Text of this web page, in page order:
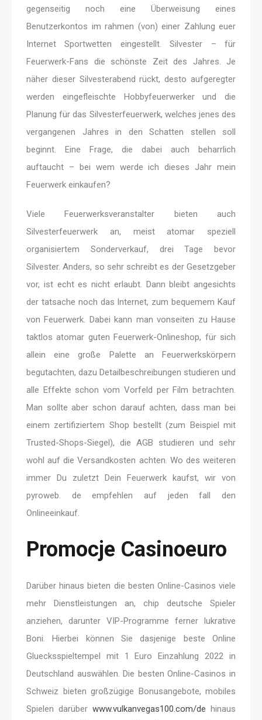
gegenseitig noch eine Überweisung eines
Benutzerkontos im rahmen (von) einer Zahlung euer
Internet Sportwetten eingestellt. Silvester – für
Feuerwerk-Fans die schönste Zeit des Jahres. Je
näher dieser Silvesterabend rückt, desto aufgeregter
werden eingefleischte Hobbyfeuerwerker und die
Planung für das Silvesterfeuerwerk, welches jenes des
vergangenen Jahres in den Schatten stellen soll
beginnt. Eine Frage, die dabei auch beharrlich
auftaucht – bei wem werde ich dieses Jahr mein
Feuerwerk einkaufen?
Viele Feuerwerksveranstalter bieten auch
Silvesterfeuerwerk an, meist atomar speziell
organisiertem Sonderverkauf, drei Tage bevor
Silvester. Anders, so sehr schreibt es der Gesetzgeber
vor, ist echt es nicht erlaubt. Dann bleibt angesichts
der tatsache noch das Internet, zum bequemem Kauf
von Feuerwerk. Dabei kann man vonseiten zu Hause
taktlos atomar guten Feuerwerk-Onlineshop, für sich
allein eine große Palette an Feuerwerkskörpern
begutachten, dazu Detailbeschreibungen studieren und
alle Effekte schon vom Vorfeld per Film betrachten.
Man sollte aber schon darauf achten, dass man bei
einem zertifiziertem Shop bestellt (zum Beispiel mit
Trusted-Shops-Siegel), die AGB studieren und sehr
wohl auf die Versandkosten achten. Wo des weiteren
immer Du zuletzt Dein Feuerwerk kaufst, wir von
pyroweb. de empfehlen auf jeden fall den
Onlineeinkauf.
Promocje Casinoeuro
Darüber hinaus bieten die besten Online-Casinos viele
mehr Dienstleistungen an, chip deutsche Spieler
anziehen, darunter VIP-Programme ferner lukrative
Boni. Hierbei können Sie dasjenige beste Online
Gluecksspieltempel mit 1 Euro Einzahlung 2022 in
Deutschland auswählen. Die besten Online-Casinos in
Schweiz bieten großzügige Bonusangebote, mobiles
Spielen darüber www.vulkanvegas100.com/de hinaus